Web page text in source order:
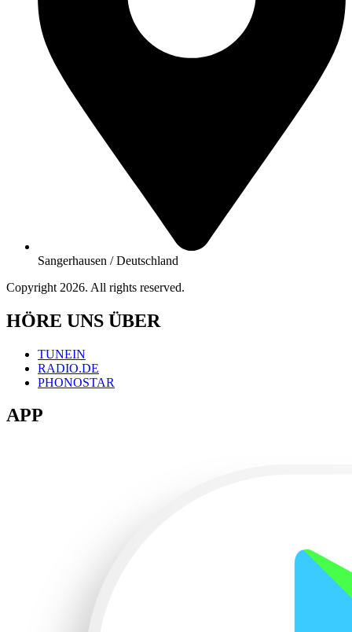
Sangerhausen / Deutschland
Copyright 2026. All rights reserved.
HÖRE UNS ÜBER
TUNEIN
RADIO.DE
PHONOSTAR
APP